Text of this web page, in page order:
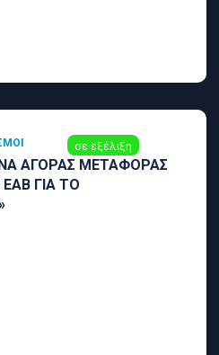
σε εξέλιξη
ΑΓΟΡΑΣ ΜΕΤΑΦΟΡΑΣ
ΓΙΑ ΤΟ